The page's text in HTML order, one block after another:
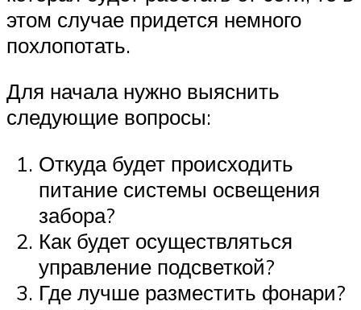
этом случае придется немного
похлопотать.
Для начала нужно выяснить
следующие вопросы:
Откуда будет происходить
питание системы освещения
забора?
Как будет осуществляться
управление подсветкой?
Где лучше разместить фонари?